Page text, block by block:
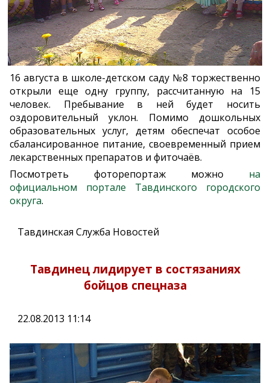
16 августа в школе-детском саду №8 торжественно
открыли еще одну группу, рассчитанную на 15
человек. Пребывание в ней будет носить
оздоровительный уклон. Помимо дошкольных
образовательных услуг, детям обеспечат особое
сбалансированное питание, своевременный прием
лекарственных препаратов и фиточаёв.
Посмотреть фоторепортаж можно на
официальном портале Тавдинского городского
округа.
Тавдинская Служба Новостей
Тавдинец лидирует в состязаниях
бойцов спецназа
22.08.2013 11:14